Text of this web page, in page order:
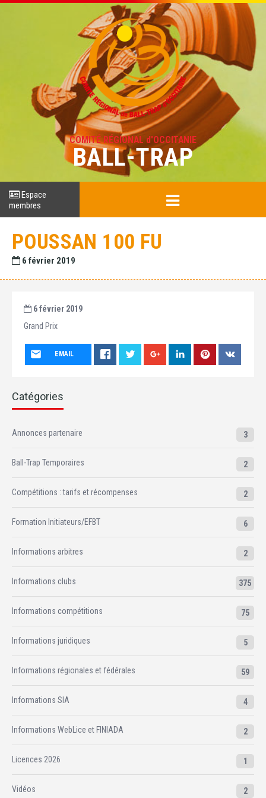
COMITÉ RÉGIONAL d'OCCITANIE
BALL-TRAP
Espace
membres
POUSSAN 100 FU
6 février 2019
6 février 2019
Grand Prix
EMAIL
Catégories
Annonces partenaire 3
Ball-Trap Temporaires 2
Compétitions : tarifs et récompenses 2
Formation Initiateurs/EFBT 6
Informations arbitres 2
Informations clubs 375
Informations compétitions 75
Informations juridiques 5
Informations régionales et fédérales 59
Informations SIA 4
Informations WebLice et FINIADA 2
Licences 2026 1
Vidéos 2